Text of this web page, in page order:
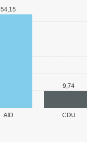
AfD CDU
54,15
9,74